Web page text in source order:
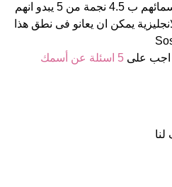
الأشخاص بأسم إسراء (قدر اسمائهم ب 4.5 نجمة من 5 يبدو انهم
يمكن ان يعانو فى نطق هذا
على 5 اسئلة عن أسمك